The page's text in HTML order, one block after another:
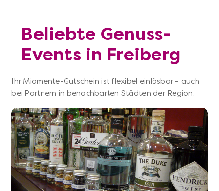
Beliebte Genuss-
Events in Freiberg
Ihr Miomente-Gutschein ist flexibel einlösbar – auch
bei Partnern in benachbarten Städten der Region.